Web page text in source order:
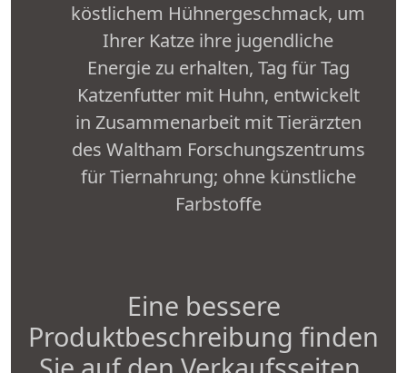
köstlichem Hühnergeschmack, um
Ihrer Katze ihre jugendliche
Energie zu erhalten, Tag für Tag
Katzenfutter mit Huhn, entwickelt
in Zusammenarbeit mit Tierärzten
des Waltham Forschungszentrums
für Tiernahrung; ohne künstliche
Farbstoffe
Eine bessere
Produktbeschreibung finden